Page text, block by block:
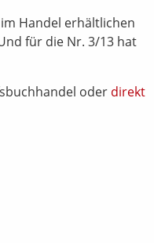
Handel erhältlichen
für die Nr. 3/13 hat
oder direkt